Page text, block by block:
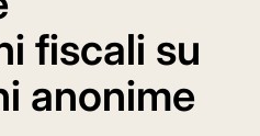
fiscali su
anonime